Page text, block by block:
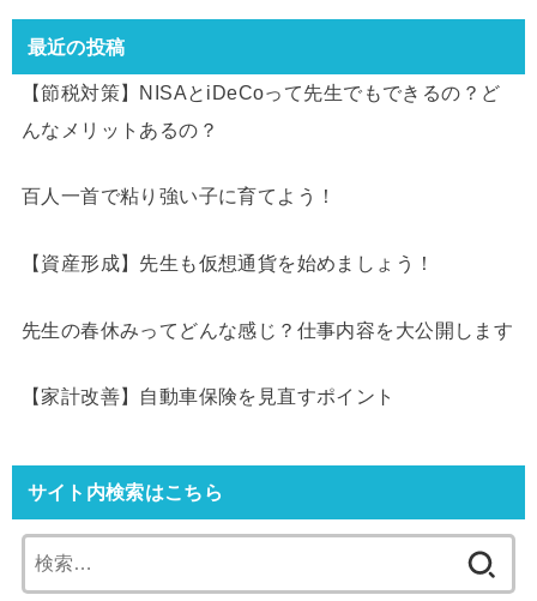
最近の投稿
【節税対策】NISAとiDeCoって先生でもできるの？ど
んなメリットあるの？
百人一首で粘り強い子に育てよう！
【資産形成】先生も仮想通貨を始めましょう！
先生の春休みってどんな感じ？仕事内容を大公開します
【家計改善】自動車保険を見直すポイント
サイト内検索はこちら
索: